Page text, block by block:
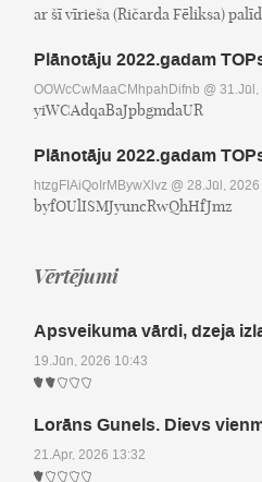
ar šī vīrieša (Ričarda Fēliksa)
Plānotāju 2022.gadam
OOWcCwMaaCMhpahDifnb @
yiWCAdqaBaJpbgmdaUR
Plānotāju 2022.gadam
htzgFIAiQoIrMBywXlvz @ 28.Jūl,
byfOUlISMJyuncRwQhHfJmz
Vērtējumi
Apsveikuma vārdi, dzeja
19.Jūn, 2026 10:43
Lorāns Gunels. Dievs
21.Apr, 2026 13:32